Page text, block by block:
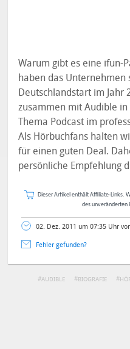
Warum gibt es eine ifun-
haben das Unternehmen
Deutschlandstart im Jahr
zusammen mit Audible
Thema Podcast im
Als Hörbuchfans halten
für einen guten Deal.
persönliche Empfehlung
Dieser Artikel enthält Affiliate-Links.
des unveränderten
02. Dez. 2011 um 07:35 Uhr
Fehler gefunden?
AUDIBLE BIOGRAFIE